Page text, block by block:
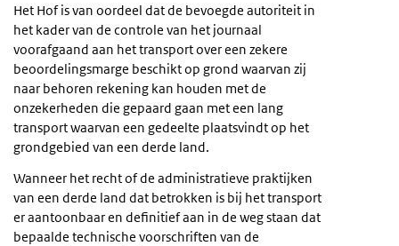
Het Hof is van oordeel dat de bevoegde autoriteit in
het kader van de controle van het journaal
voorafgaand aan het transport over een zekere
beoordelingsmarge beschikt op grond waarvan zij
naar behoren rekening kan houden met de
onzekerheden die gepaard gaan met een lang
transport waarvan een gedeelte plaatsvindt op het
grondgebied van een derde land.
Wanneer het recht of de administratieve praktijken
van een derde land dat betrokken is bij het transport
er aantoonbaar en definitief aan in de weg staan dat
bepaalde technische voorschriften van de